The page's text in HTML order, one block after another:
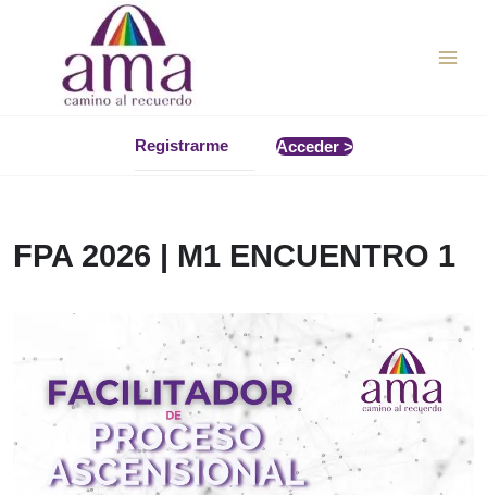
contenido
Registrarme Acceder >
FPA 2026 | M1 ENCUENTRO 1